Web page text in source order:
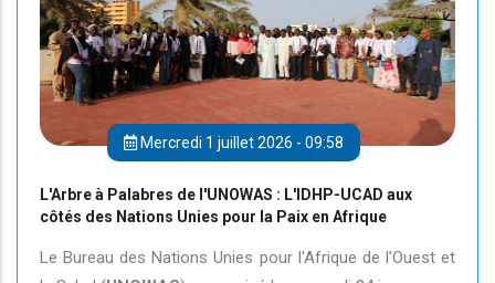
Mercredi 1 juillet 2026 - 09:58
L'Arbre à Palabres de l'UNOWAS : L'IDHP-UCAD aux
côtés des Nations Unies pour la Paix en Afrique
Le Bureau des Nations Unies pour l'Afrique de l'Ouest et